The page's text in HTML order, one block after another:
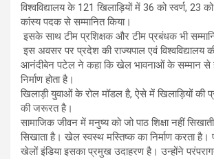
विश्वविद्यालय के 121 खिलाड़ियों में 36 को स्वर्ण, 23
कांस्य पदक से सम्मानित किया।
इसके साथ टीम प्रशिक्षक और टीम प्रबंधक भी
इस अवसर पर प्रदेश की राज्यपाल एवं विश्वविद्यालय
आनंदीबेन पटेल ने कहा कि खेल भावनाओं के सम्मान से
निर्माण होता है।
खिलाड़ी युवाओं के रोल मॉडल है, ऐसे में खिलाड़ियों की
की जरूरत है।
सामाजिक जीवन में मनुष्य को जो पाठ शिक्षा नहीं
सिखाता है। खेल स्वस्थ मस्तिष्क का निर्माण करता है।
खेलों इंडिया इसका प्रमुख उदाहरण है। उन्होंने